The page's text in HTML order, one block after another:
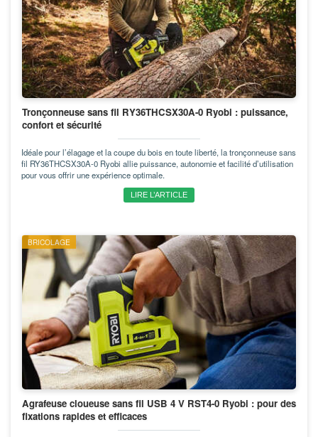
Tronçonneuse sans fil RY36THCSX30A-0 Ryobi : puissance,
confort et sécurité
Idéale pour l’élagage et la coupe du bois en toute liberté, la tronçonneuse sans
fil RY36THCSX30A-0 Ryobi allie puissance, autonomie et facilité d’utilisation
pour vous offrir une expérience optimale.
LIRE L’ARTICLE
BRICOLAGE
Agrafeuse cloueuse sans fil USB 4 V RST4-0 Ryobi : pour des
fixations rapides et efficaces